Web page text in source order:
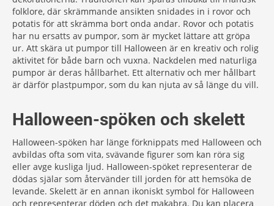
folklore, där skrämmande ansikten snidades in i rovor och
potatis för att skrämma bort onda andar. Rovor och potatis
har nu ersatts av pumpor, som är mycket lättare att gröpa
ur. Att skära ut pumpor till Halloween är en kreativ och rolig
aktivitet för både barn och vuxna. Nackdelen med naturliga
pumpor är deras hållbarhet. Ett alternativ och mer hållbart
är därför plastpumpor, som du kan njuta av så länge du vill.
Halloween-spöken och skelett
Halloween-spöken har länge förknippats med Halloween och
avbildas ofta som vita, svävande figurer som kan röra sig
eller avge kusliga ljud. Halloween-spöket representerar de
dödas själar som återvänder till jorden för att hemsöka de
levande. Skelett är en annan ikoniskt symbol för Halloween
och representerar döden och det makabra. Du kan placera